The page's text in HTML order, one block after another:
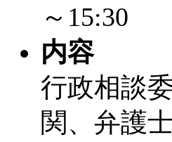
～15:30
内容
行政相談
関、弁護